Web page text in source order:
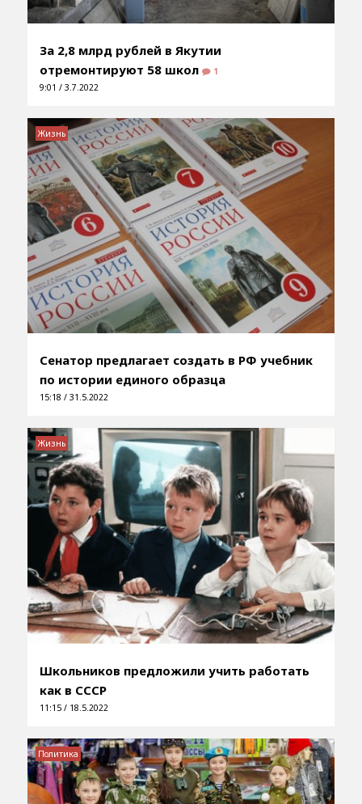
За 2,8 млрд рублей в Якутии
отремонтируют 58 школ
1
9:01 / 3.7.2022
Сенатор предлагает создать в РФ учебник
по истории единого образца
15:18 / 31.5.2022
Жизнь
Школьников предложили учить работать
как в СССР
11:15 / 18.5.2022
Жизнь
Политика